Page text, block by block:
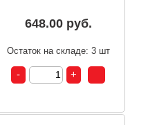
648.00 руб.
Остаток на складе: 3 шт